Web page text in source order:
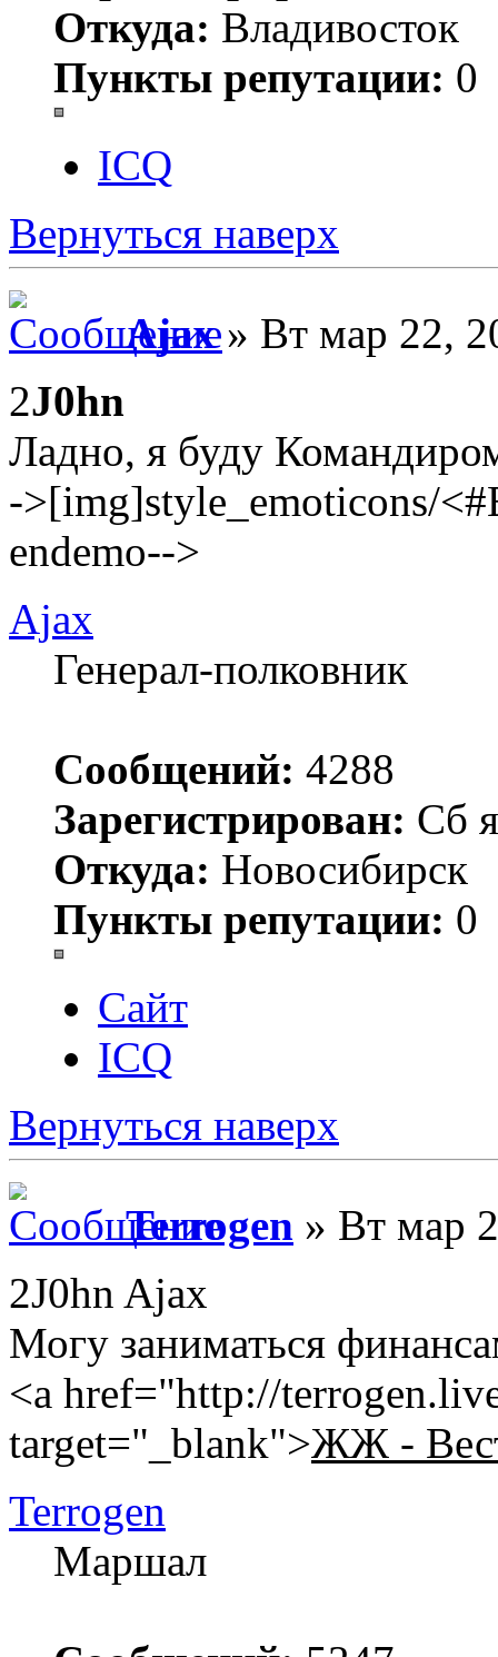
Откуда: Владивосток
Пункты репутации: 0
ICQ
Вернуться наверх
Ajax» Вт мар 22,
2J0hn
Ладно, я буду
->[img]style_emoticons/
endemo-->
Ajax
Генерал-полковник
Сообщений: 4288
Зарегистрирован: Сб
Откуда: Новосибирск
Пункты репутации: 0
Сайт
ICQ
Вернуться наверх
Terrogen » Вт мар
2J0hn Ajax
Могу заниматься
<a href="http://
target="_blank">ЖЖ -
Terrogen
Маршал